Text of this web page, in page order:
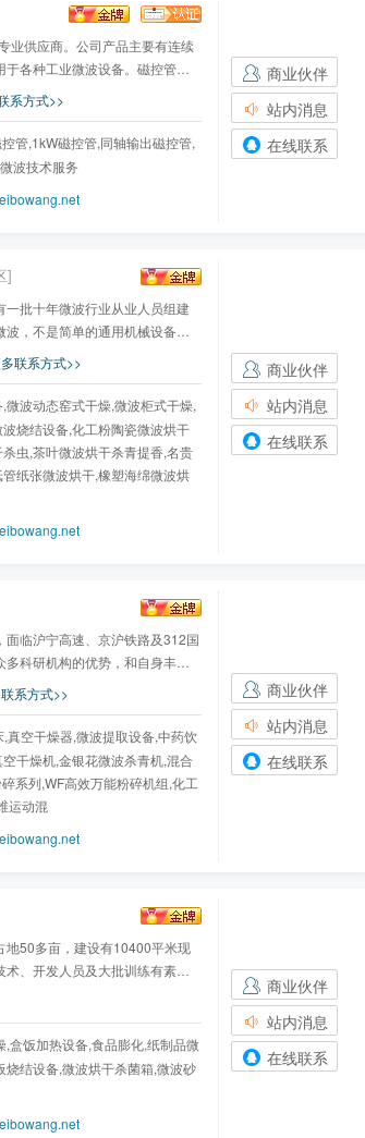
业供应商。公司产品主要有连续
各种工业微波设备。磁控管有
系方式>>
管,1kW磁控管,同轴输出磁控管,
波技术服务
商业伙伴
站内消息
在线联系
]
一批十年微波行业从业人员组建
，不是简单的通用机械设备，
联系方式>>
波动态窑式干燥,微波柜式干燥,
烧结设备,化工粉陶瓷微波烘干
虫,茶叶微波烘干杀青提香,名贵
纸张微波烘干,橡塑海绵微波烘
商业伙伴
站内消息
在线联系
临沪宁高速、京沪铁路及312国
科研机构的优势，和自身丰富
系方式>>
真空干燥器,微波提取设备,中药饮
干燥机,金银花微波杀青机,混合
系列,WF高效万能粉碎机组,化工
运动混
商业伙伴
站内消息
在线联系
地50多亩，建设有10400平米现
、开发人员及大批训练有素的
盒饭加热设备,食品膨化,纸制品微
结设备,微波烘干杀菌箱,微波砂
商业伙伴
站内消息
在线联系